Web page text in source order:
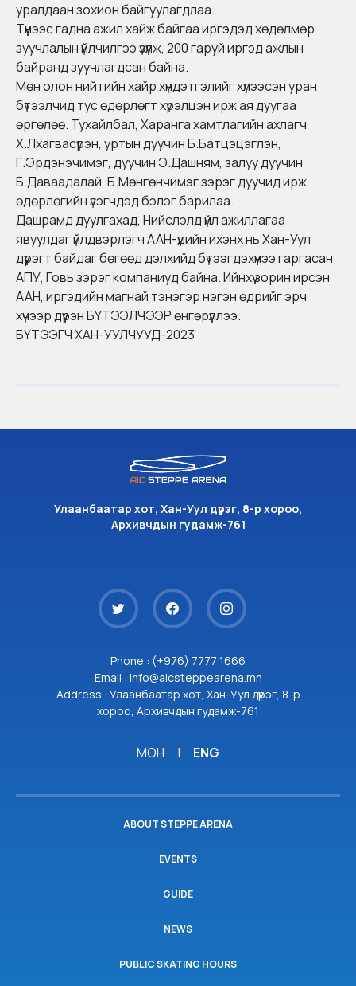
уралдаан зохион байгуулагдлаа.
Түүнээс гадна ажил хайж байгаа иргэдэд хөдөлмөр
зуучлалын үйлчилгээ үзүүлж, 200 гаруй иргэд ажлын
байранд зуучлагдсан байна.
Мөн олон нийтийн хайр хүндэтгэлийг хүлээсэн уран
бүтээлчид тус өдөрлөгт хүрэлцэн ирж ая дуугаа
өргөлөө. Тухайлбал, Харанга хамтлагийн ахлагч
Х.Лхагвасүрэн, уртын дуучин Б.Батцэцэглэн,
Г.Эрдэнэчимэг, дуучин Э.Дашням, залуу дуучин
Б.Даваадалай, Б.Мөнгөнчимэг зэрэг дуучид ирж
өдөрлөгийн үзэгчдэд бэлэг барилаа.
Дашрамд дуулгахад, Нийслэлд үйл ажиллагаа
явуулдаг үйлдвэрлэгч ААН-үүдийн ихэнх нь Хан-Уул
дүүрэгт байдаг бөгөөд дэлхийд бүтээгдэхүүнээ гаргасан
АПУ, Говь зэрэг компаниуд байна. Ийнхүү зорин ирсэн
ААН, иргэдийн магнай тэнэгэр нэгэн өдрийг эрч
хүчээр дүүрэн БҮТЭЭЛЧЭЭР өнгөрүүллээ.
БҮТЭЭГЧ ХАН-УУЛЧУУД-2023
Улаанбаатар хот, Хан-Уул дүүрэг, 8-р хороо,
Архивчдын гудамж-761
Phone : (+976) 7777 1666
Email : info@aicsteppearena.mn
Address : Улаанбаатар хот, Хан-Уул дүүрэг, 8-р
хороо, Архивчдын гудамж-761
МОН | ENG
ABOUT STEPPE ARENA
EVENTS
GUIDE
NEWS
PUBLIC SKATING HOURS